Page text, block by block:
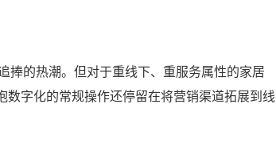
捧的热潮。但对于重线下、重服务属性的家居
字化的常规操作还停留在将营销渠道拓展到线